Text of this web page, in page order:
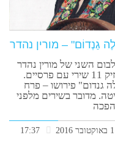
גַנְדוֹם" – מורין נהדר
השני של מורין נהדר
מחזיק 11 שירי עם פרסיים.
גנדום" פירושו – פרח
מדובר בשירים מלפני